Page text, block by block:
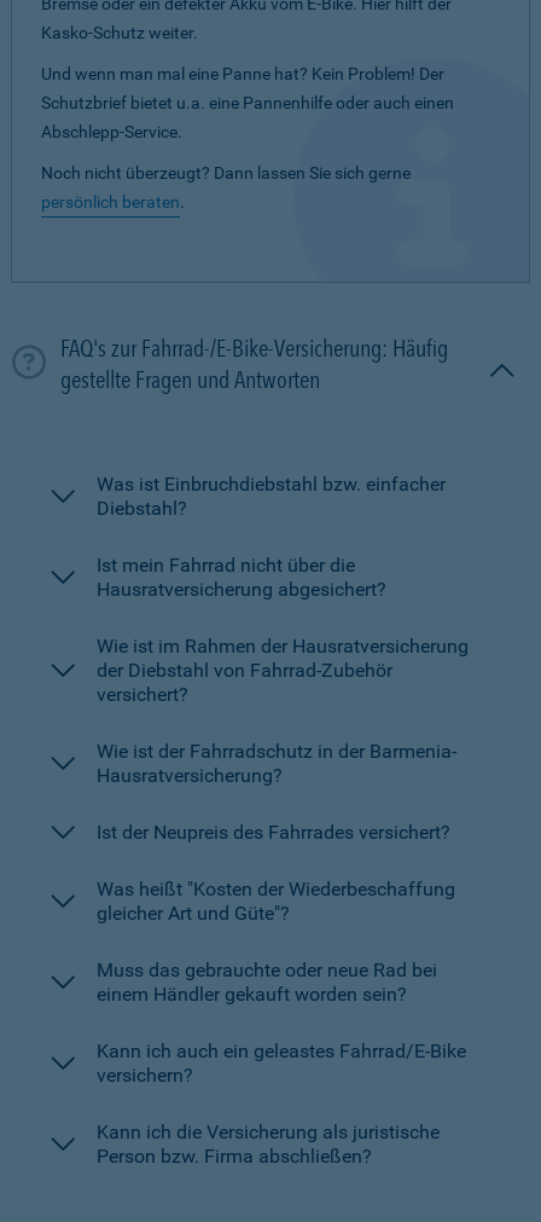
Kasko-Schutz weiter.
Und wenn man mal eine Panne hat? Kein Problem! Der
Schutzbrief bietet u.a. eine Pannenhilfe oder auch einen
Abschlepp-Service.
Noch nicht überzeugt? Dann lassen Sie sich gerne
persönlich beraten.
FAQ's zur Fahrrad-/E-Bike-Versicherung: Häufig
gestellte Fragen und Antworten
Was ist Einbruchdiebstahl bzw. einfacher
Diebstahl?
Ist mein Fahrrad nicht über die
Hausratversicherung abgesichert?
Wie ist im Rahmen der Hausratversicherung
der Diebstahl von Fahrrad-Zubehör
versichert?
Wie ist der Fahrradschutz in der Barmenia-
Hausratversicherung?
Ist der Neupreis des Fahrrades versichert?
Was heißt "Kosten der Wiederbeschaffung
gleicher Art und Güte"?
Muss das gebrauchte oder neue Rad bei
einem Händler gekauft worden sein?
Kann ich auch ein geleastes Fahrrad/E-Bike
versichern?
Kann ich die Versicherung als juristische
Person bzw. Firma abschließen?